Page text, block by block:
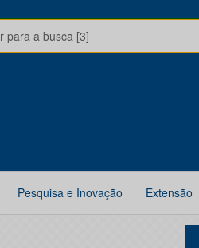
para a busca [3]
Pesquisa e Inovação Extensão